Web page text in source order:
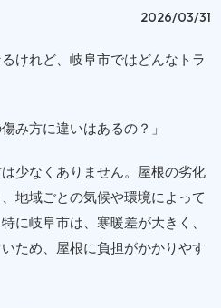
2026/03/31
けれど、岐阜市ではどんなトラ
み方に違いはあるの？」
少なくありません。屋根の劣化
地域ごとの気候や環境によって
に岐阜市は、寒暖差が大きく、
ため、屋根に負担がかかりやす